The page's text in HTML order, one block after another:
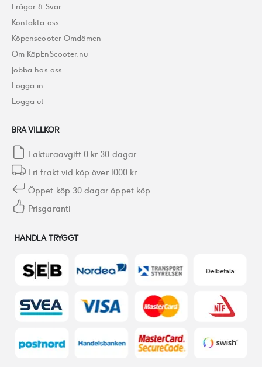
Frågor & Svar
Kontakta oss
Köpenscooter Omdömen
Om KöpEnScooter.nu
Jobba hos oss
Logga in
Logga ut
BRA VILLKOR
Fakturaavgift 0 kr 30 dagar
Fri frakt vid köp över 1000 kr
Öppet köp 30 dagar öppet köp
Prisgaranti
HANDLA TRYGGT